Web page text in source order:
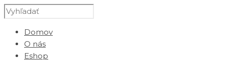
Domov
O nás
Eshop